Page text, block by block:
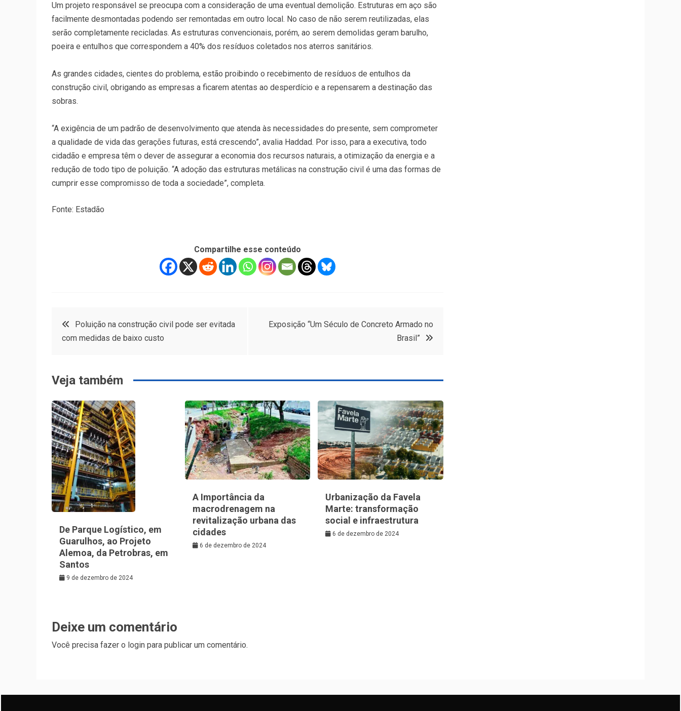
Um projeto responsável se preocupa com a consideração de uma eventual demolição. Estruturas em aço são
facilmente desmontadas podendo ser remontadas em outro local. No caso de não serem reutilizadas, elas
serão completamente recicladas. As estruturas convencionais, porém, ao serem demolidas geram barulho,
poeira e entulhos que correspondem a 40% dos resíduos coletados nos aterros sanitários.
As grandes cidades, cientes do problema, estão proibindo o recebimento de resíduos de entulhos da
construção civil, obrigando as empresas a ficarem atentas ao desperdício e a repensarem a destinação das
sobras.
“A exigência de um padrão de desenvolvimento que atenda às necessidades do presente, sem comprometer
a qualidade de vida das gerações futuras, está crescendo”, avalia Haddad. Por isso, para a executiva, todo
cidadão e empresa têm o dever de assegurar a economia dos recursos naturais, a otimização da energia e a
redução de todo tipo de poluição. “A adoção das estruturas metálicas na construção civil é uma das formas de
cumprir esse compromisso de toda a sociedade”, completa.
Fonte: Estadão
Compartilhe esse conteúdo
Navegação
Post
Poluição na construção civil pode ser evitada
com medidas de baixo custo
Exposição “Um Século de Concreto Armado no
Brasil”
Veja também
De Parque Logístico, em
Guarulhos, ao Projeto
Alemoa, da Petrobras, em
Santos
9 de dezembro de 2024
A Importância da
macrodrenagem na
revitalização urbana das
cidades
6 de dezembro de 2024
Urbanização da Favela
Marte: transformação
social e infraestrutura
6 de dezembro de 2024
Deixe um comentário
Você precisa fazer o login para publicar um comentário.